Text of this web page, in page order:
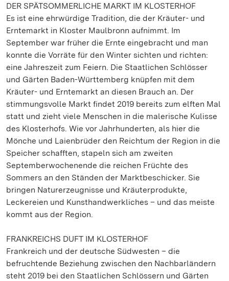
DER SPÄTSOMMERLICHE MARKT IM KLOSTERHOF
Es ist eine ehrwürdige Tradition, die der Kräuter- und
Erntemarkt in Kloster Maulbronn aufnimmt. Im
September war früher die Ernte eingebracht und man
konnte die Vorräte für den Winter sichten und richten:
eine Jahreszeit zum Feiern. Die Staatlichen Schlösser
und Gärten Baden-Württemberg knüpfen mit dem
Kräuter- und Erntemarkt an diesen Brauch an. Der
stimmungsvolle Markt findet 2019 bereits zum elften Mal
statt und zieht viele Menschen in die malerische Kulisse
des Klosterhofs. Wie vor Jahrhunderten, als hier die
Mönche und Laienbrüder den Reichtum der Region in die
Speicher schafften, stapeln sich am zweiten
Septemberwochenende die reichen Früchte des
Sommers an den Ständen der Marktbeschicker. Sie
bringen Naturerzeugnisse und Kräuterprodukte,
Leckereien und Kunsthandwerkliches – und das meiste
kommt aus der Region.
FRANKREICHS DUFT IM KLOSTERHOF
Frankreich und der deutsche Südwesten – die
befruchtende Beziehung zwischen den Nachbarländern
steht 2019 bei den Staatlichen Schlössern und Gärten